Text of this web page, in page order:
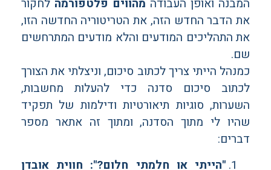
המבנה ואופן העבודה מהווים פלטפורמה לחקור
את הדבר החדש הזה, את הטריטוריה החדשה הזו,
את התהליכים המודעים והלא מודעים המתרחשים
שם.
כמנהל הייתי צריך לכתוב סיכום, וניצלתי את הצורך
לכתוב סיכום סדנה כדי להעלות מחשבות,
השערות, סוגיות תיאורטיות ודילמות של תפקיד
שהיו לי מתוך הסדנה, ומתוך זה אתאר מספר
דברים:
"הייתי או חלמתי חלום?": חווית אובדן